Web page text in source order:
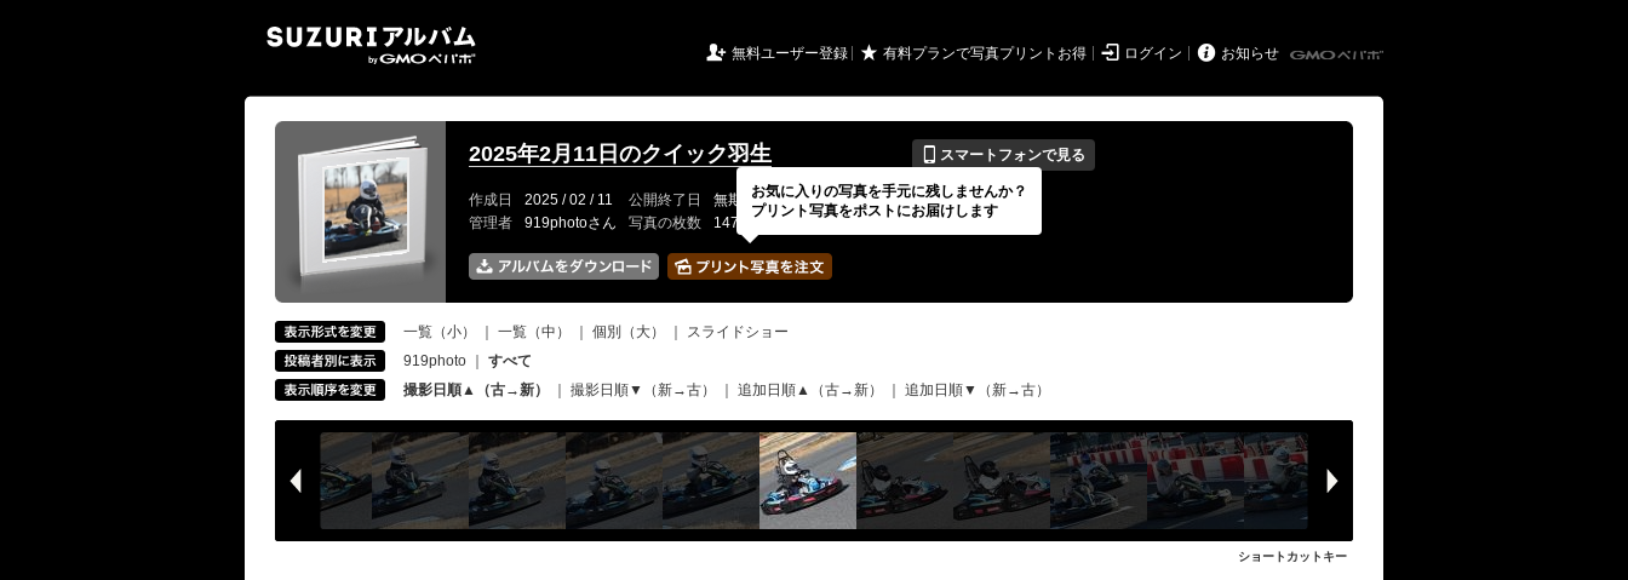
 無料ユーザー登録 ★ 有料プランで写真プリントお得  ログイン  お知らせ
2025年2月11日のクイック羽生 📱 スマートフォンで見る
作成日 2025 / 02 / 11 公開終了日 無期限 イベントの期間
---
管理者
919photoさん 写真の枚数 147 / 2000枚
一覧（小） 一覧（中） 個別（大）
スライドショー
919photo
すべて
撮影日順▲（古→新）
撮影日順▼（新→古） 追加日順▲（古→新） 追加日順▼（新→古）
ショートカットキー
お気に入りの写真を手元に残しませんか？
プリント写真をポストにお届けします